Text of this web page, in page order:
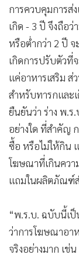
การควบคุมการส่
เกิด - 3 ปี จึงถือว่
หรือต่ำกว่า 2 ปี จ
เกิดการปรับตัวที่
แค่อาหารเสริม
สำหรับทารกและ
ยืนยันว่า ร่าง พ.ร
อย่างใด ที่สำคัญ
ซื้อ หรือไม่ให้กิน
โฆษณาที่เกินควา
แถมในผลิตภัณฑ์ส
“พ.ร.บ. ฉบับนี้เ
ว่าการโฆษณาอา
จริงอย่างมาก เ